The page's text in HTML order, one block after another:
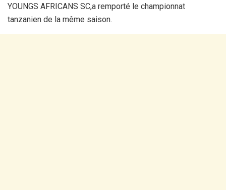
YOUNGS AFRICANS SC,a remporté le championnat
tanzanien de la même saison.